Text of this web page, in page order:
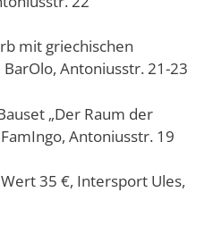
mit griechischen
Antoniusstr. 21-23
„Der Raum der
Antoniusstr. 19
35 €, Intersport Ules,